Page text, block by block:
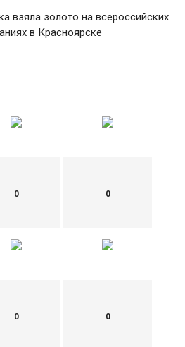
взяла золото на всероссийских
в Красноярске
0 0
0 0